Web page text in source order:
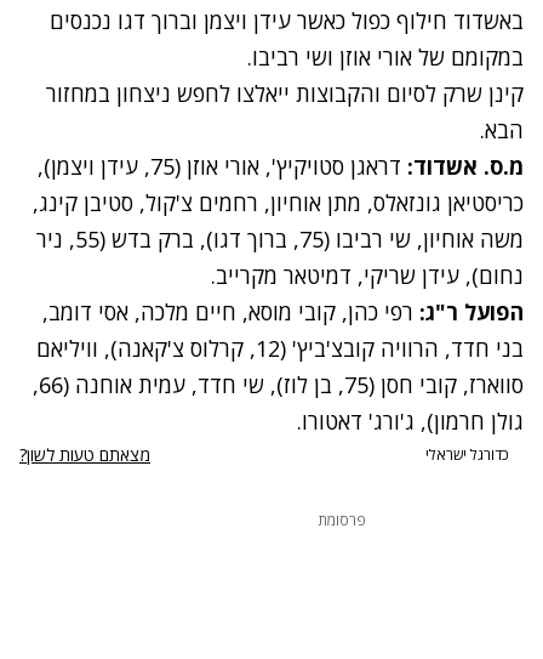
באשדוד חילוף כפול כאשר עידן ויצמן וברוך דגו נכנסים
במקומם של אורי אוזן ושי רביבו.
קינן שרק לסיום והקבוצות ייאלצו לחפש ניצחון במחזור
הבא.
מ.ס. אשדוד:
דראגן סטויקיץ', אורי אוזן (75, עידן ויצמן),
כריסטיאן גונזאלס, מתן אוחיון, רחמים צ'קול, סטיבן קינג,
משה אוחיון, שי רביבו (75, ברוך דגו), ברק בדש (55, ניר
נחום), עידן שריקי, דמיטאר מקרייב.
הפועל ר"ג: רפי כהן, קובי מוסא, חיים מלכה, אסי דומב,
בני חדד, הרוויה קובצ'ביץ' (12, קרלוס צ'קאנה), וויליאם
סווארז, קובי חסן (75, בן לוז), שי חדד, עמית אוחנה (66,
גולן חרמון), ג'ורג' דאטורו.
כדורגל ישראלי מצאתם טעות לשון?
פרסומת